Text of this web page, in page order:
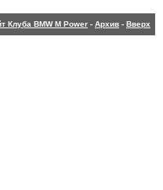
Клуба BMW M Power - Архив - Вверх